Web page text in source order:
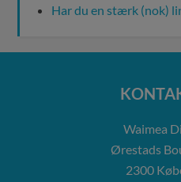
Har du en stærk (nok)
Waimea
Ørestads
2300